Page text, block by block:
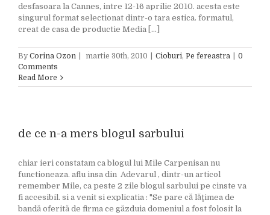
desfasoara la Cannes, intre 12-16 aprilie 2010. acesta este
singurul format selectionat dintr-o tara estica. formatul,
creat de casa de productie Media [...]
By Corina Ozon martie 30th, 2010 Cioburi, Pe fereastra
0
Comments
Read More
de ce n-a mers blogul sarbului
chiar ieri constatam ca blogul lui Mile Carpenisan nu
functioneaza. aflu insa din Adevarul , dintr-un articol
remember Mile, ca peste 2 zile blogul sarbului pe cinste va
fi accesibil. si a venit si explicatia : "Se pare că lăţimea de
bandă oferită de firma ce găzduia domeniul a fost folosit la